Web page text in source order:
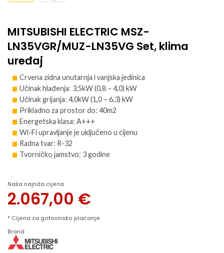
MITSUBISHI ELECTRIC MSZ-
LN35VGR/MUZ-LN35VG Set, klima
uređaj
Crvena zidna unutarnja i vanjska jedinica
Učinak hlađenja: 3,5kW (0,8 – 4,0) kW
Učinak grijanja: 4,0kW (1,0 – 6,3) kW
Prikladno za prostor do: 40m2
Energetska klasa: A+++
Wi-Fi upravljanje je uključeno u cijenu
Radna tvar: R-32
Tvorničko jamstvo: 3 godine
Naša najniža cijena:
2.067,00 €
* Cijena za gotovinsko plaćanje
Brand